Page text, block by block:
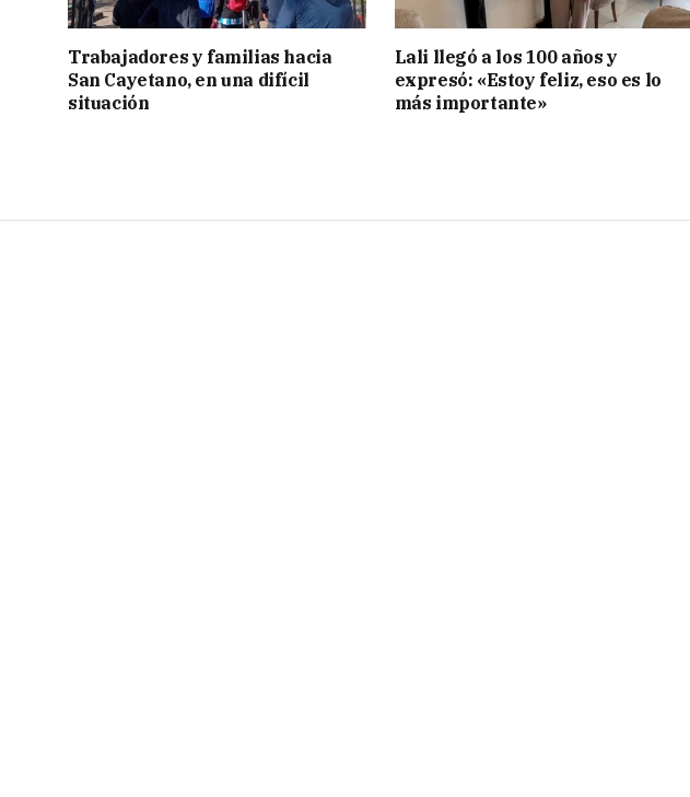
Trabajadores y familias hacia
San Cayetano, en una difícil
situación
Lali llegó a los 100 años y
expresó: «Estoy feliz, eso es lo
más importante»